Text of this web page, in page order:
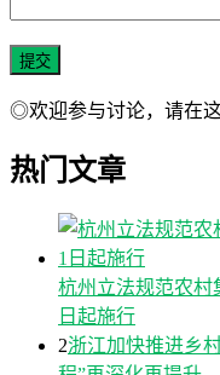
◎欢迎参与讨论，请在
热门文章
杭州立法规范农村
日起施行
2浙江加快推进乡